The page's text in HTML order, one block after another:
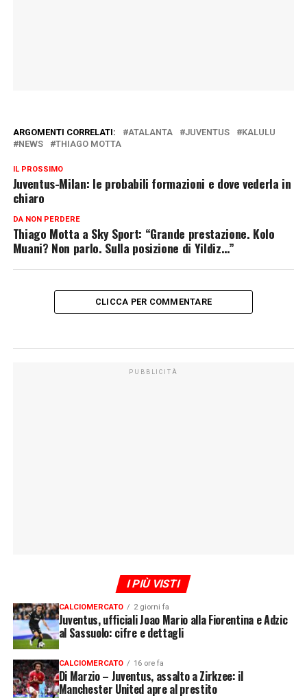
ARGOMENTI CORRELATI: ATALANTA JUVENTUS
KALULU
NEWS
THIAGO MOTTA
IL PROSSIMO
Juventus-Milan: le probabili formazioni e dove vederla in
chiaro
DA NON PERDERE
Thiago Motta a Sky Sport: “Grande prestazione. Kolo
Muani? Non parlo. Sulla posizione di Yildiz…”
CLICCA PER COMMENTARE
PUBBLICITÀ
I PIÙ VISTI
CALCIOMERCATO 2 giorni fa
Juventus, ufficiali Joao Mario alla Fiorentina e Adzic
al Sassuolo: cifre e dettagli
CALCIOMERCATO 16 ore fa
Di Marzio – Juventus, assalto a Zirkzee: il
Manchester United apre al prestito